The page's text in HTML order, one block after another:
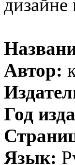
Автор:
Год
Язык: